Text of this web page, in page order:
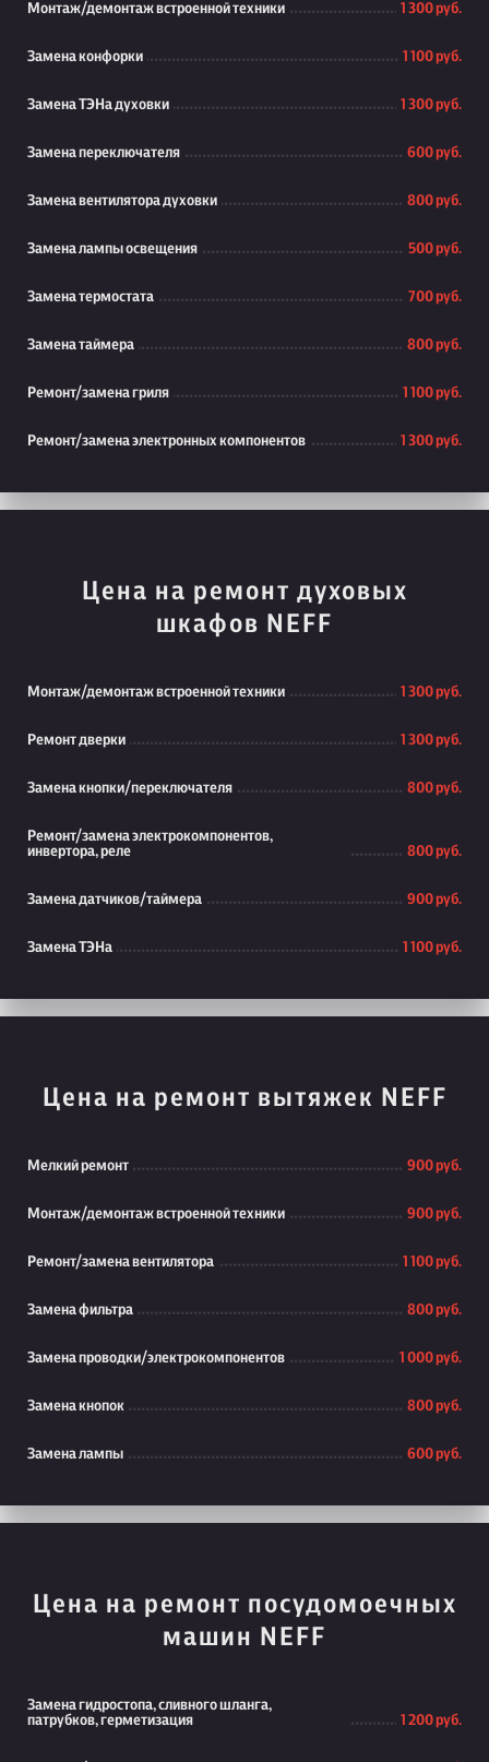
Монтаж/демонтаж встроенной техники 1 300 руб.
Замена конфорки 1 100 руб.
Замена ТЭНа духовки 1 300 руб.
Замена переключателя 600 руб.
Замена вентилятора духовки 800 руб.
Замена лампы освещения 500 руб.
Замена термостата 700 руб.
Замена таймера 800 руб.
Ремонт/замена гриля 1 100 руб.
Ремонт/замена электронных компонентов 1 300 руб.
Цена на ремонт духовых
шкафов NEFF
Монтаж/демонтаж встроенной техники 1 300 руб.
Ремонт дверки 1 300 руб.
Замена кнопки/переключателя 800 руб.
Ремонт/замена электрокомпонентов,
инвертора, реле
800 руб.
Замена датчиков/таймера 900 руб.
Замена ТЭНа 1 100 руб.
Цена на ремонт вытяжек NEFF
Мелкий ремонт 900 руб.
Монтаж/демонтаж встроенной техники 900 руб.
Ремонт/замена вентилятора 1 100 руб.
Замена фильтра 800 руб.
Замена проводки/электрокомпонентов 1 000 руб.
Замена кнопок 800 руб.
Замена лампы 600 руб.
Цена на ремонт посудомоечных
машин NEFF
Замена гидростопа, сливного шланга,
патрубков, герметизация
1 200 руб.